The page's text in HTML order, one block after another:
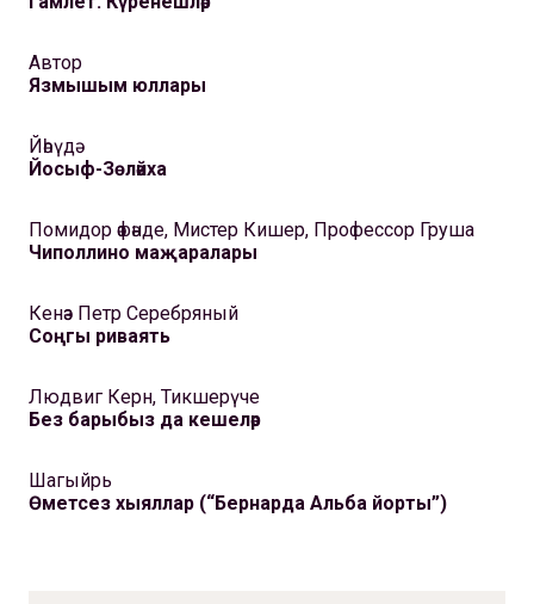
Автор
Язмышым юллары
Йәһүдә
Йосыф-Зөләйха
Помидор әфәнде, Мистер Кишер, Профессор Груша
Чиполлино маҗаралары
Кенәз Петр Серебряный
Соңгы риваять
Людвиг Керн, Тикшерүче
Без барыбыз да кешеләр
Шагыйрь
Өметсез хыяллар (“Бернарда Альба йорты”)